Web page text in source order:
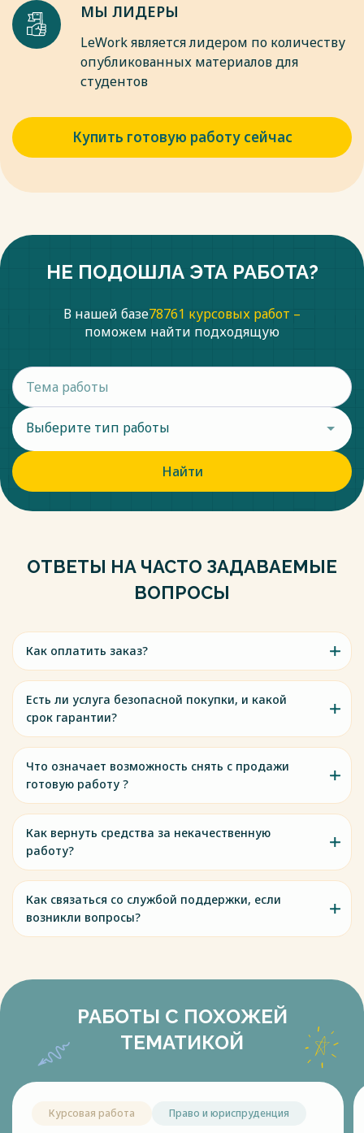
МЫ ЛИДЕРЫ
LeWork является лидером по количеству
опубликованных материалов для
студентов
Купить готовую работу сейчас
НЕ ПОДОШЛА ЭТА РАБОТА?
В нашей базе78761 курсовых работ –
поможем найти подходящую
Выберите тип работы
Найти
ОТВЕТЫ НА ЧАСТО ЗАДАВАЕМЫЕ
ВОПРОСЫ
Как оплатить заказ?
Есть ли услуга безопасной покупки, и какой
срок гарантии?
Что означает возможность снять с продажи
готовую работу ?
Как вернуть средства за некачественную
работу?
Как связаться со службой поддержки, если
возникли вопросы?
РАБОТЫ С ПОХОЖЕЙ
ТЕМАТИКОЙ
Курсовая работа Право и юриспруденция